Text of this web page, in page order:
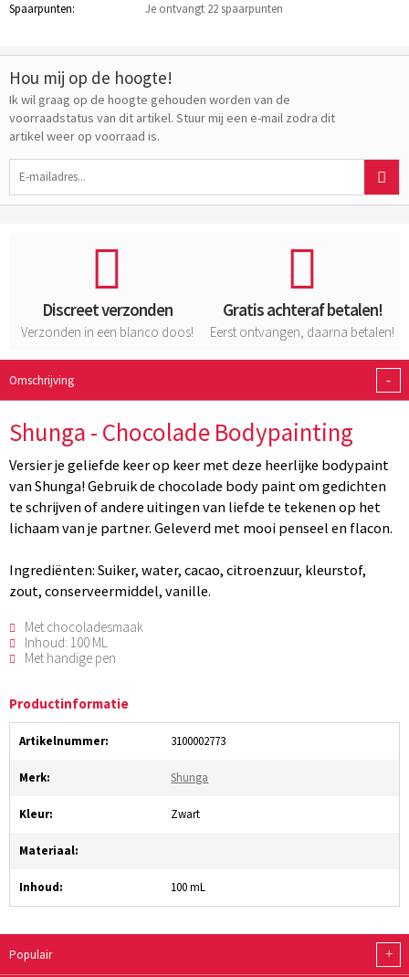
Spaarpunten: Je ontvangt 22 spaarpunten
Hou mij op de hoogte!
Ik wil graag op de hoogte gehouden worden van de
voorraadstatus van dit artikel. Stuur mij een e-mail zodra dit
artikel weer op voorraad is.
Discreet verzonden
Verzonden in een blanco doos!
Gratis achteraf betalen!
Eerst ontvangen, daarna betalen!
Omschrijving -
Shunga - Chocolade Bodypainting
Versier je geliefde keer op keer met deze heerlijke bodypaint
van Shunga! Gebruik de chocolade body paint om gedichten
te schrijven of andere uitingen van liefde te tekenen op het
lichaam van je partner. Geleverd met mooi penseel en flacon.
Ingrediënten: Suiker, water, cacao, citroenzuur, kleurstof,
zout, conserveermiddel, vanille.
Met chocoladesmaak
Inhoud: 100 ML
Met handige pen
Productinformatie
Artikelnummer: 3100002773
Merk: Shunga
Kleur: Zwart
Materiaal:
Inhoud: 100 mL
Populair +